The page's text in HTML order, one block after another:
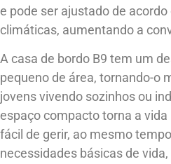
e pode ser ajustado de
climáticas, aumentando a
A casa de bordo B9 tem um
pequeno de área, tornando-o
jovens vivendo sozinhos ou
espaço compacto torna a
fácil de gerir, ao mesmo
necessidades básicas de